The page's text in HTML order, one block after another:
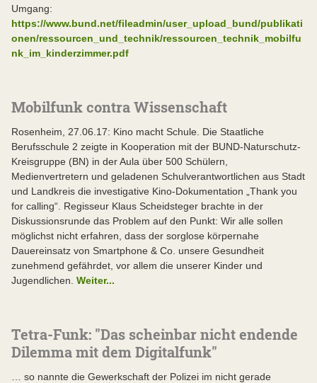
Umgang:
https://www.bund.net/fileadmin/user_upload_bund/publikati
onen/ressourcen_und_technik/ressourcen_technik_mobilfu
nk_im_kinderzimmer.pdf
Mobilfunk contra Wissenschaft
Rosenheim, 27.06.17: Kino macht Schule. Die Staatliche
Berufsschule 2 zeigte in Kooperation mit der BUND-Naturschutz-
Kreisgruppe (BN) in der Aula über 500 Schülern,
Medienvertretern und geladenen Schulverantwortlichen aus Stadt
und Landkreis die investigative Kino-Dokumentation „Thank you
for calling“. Regisseur Klaus Scheidsteger brachte in der
Diskussionsrunde das Problem auf den Punkt: Wir alle sollen
möglichst nicht erfahren, dass der sorglose körpernahe
Dauereinsatz von Smartphone & Co. unsere Gesundheit
zunehmend gefährdet, vor allem die unserer Kinder und
Jugendlichen. Weiter...
Tetra-Funk: "Das scheinbar nicht endende
Dilemma mit dem Digitalfunk"
… so nannte die Gewerkschaft der Polizei im nicht gerade